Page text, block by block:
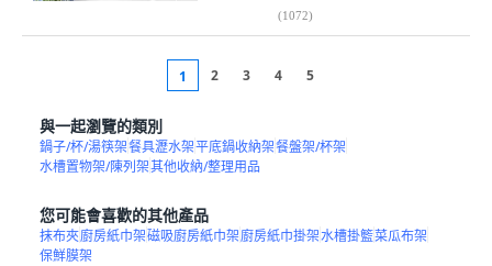
(1072)
1 2 3 4 5
與一起瀏覽的類別
鍋子/杯/湯筷架餐具瀝水架平底鍋收納架餐盤架/杯架
水槽置物架/陳列架其他收納/整理用品
您可能會喜歡的其他產品
抹布夾廚房紙巾架磁吸廚房紙巾架廚房紙巾掛架水槽掛籃菜瓜布架
保鮮膜架